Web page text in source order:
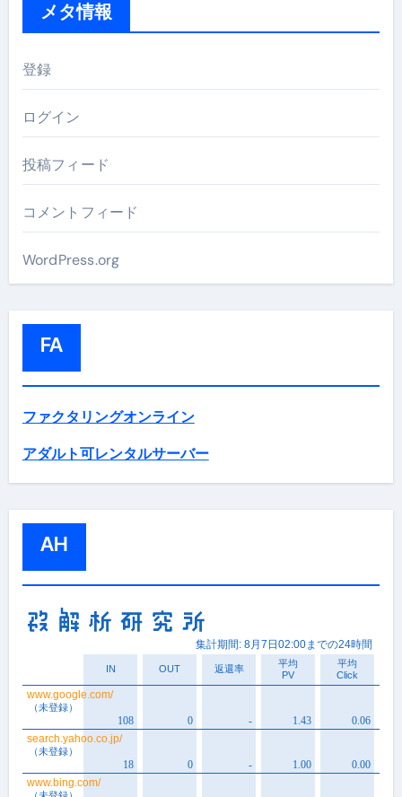
メタ情報
登録
ログイン
投稿フィード
コメントフィード
WordPress.org
FA
ファクタリングオンライン
アダルト可レンタルサーバー
AH